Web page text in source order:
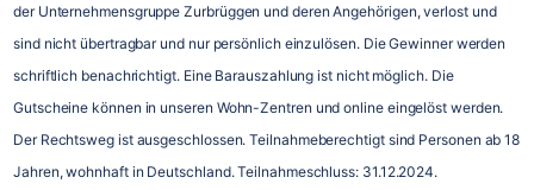
der Unternehmensgruppe Zurbrüggen und deren Angehörigen, verlost und
sind nicht übertragbar und nur persönlich einzulösen. Die Gewinner werden
schriftlich benachrichtigt. Eine Barauszahlung ist nicht möglich. Die
Gutscheine können in unseren Wohn-Zentren und online eingelöst werden.
Der Rechtsweg ist ausgeschlossen. Teilnahmeberechtigt sind Personen ab 18
Jahren, wohnhaft in Deutschland. Teilnahmeschluss: 31.12.2024.